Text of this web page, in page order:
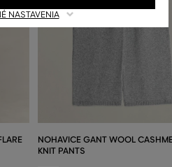
NOHAVICE GANT WOOL
KNIT PANTS
NASTAVENIA